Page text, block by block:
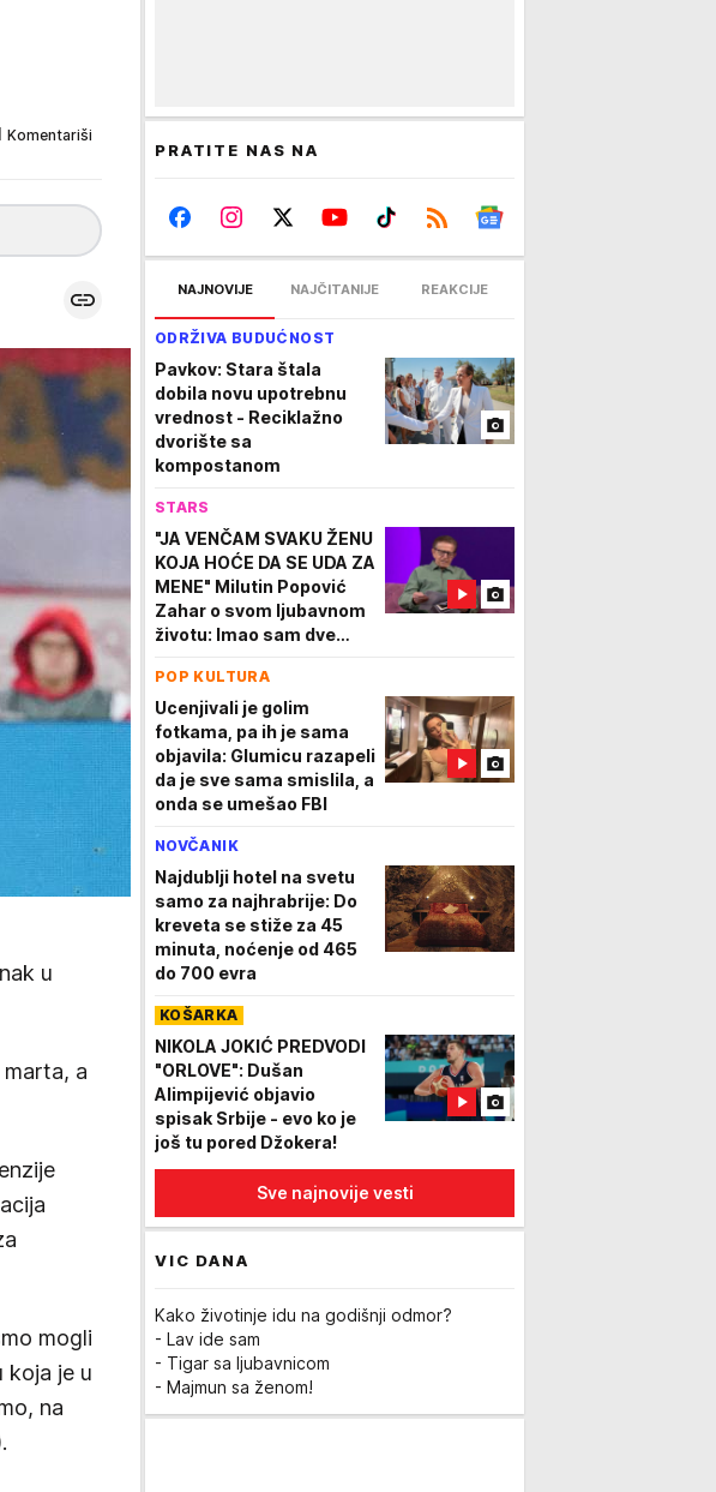
Komentariši
u
marta, a
mogli
koja je u
na
PRATITE NAS NA
NAJNOVIJE NAJČITANIJE REAKCIJE
ODRŽIVA BUDUĆNOST
Pavkov: Stara štala
dobila novu upotrebnu
vrednost - Reciklažno
dvorište sa
kompostanom
STARS
"JA VENČAM SVAKU ŽENU
KOJA HOĆE DA SE UDA ZA
MENE" Milutin Popović
Zahar o svom ljubavnom
životu: Imao sam dve
POP KULTURA
Ucenjivali je golim
fotkama, pa ih je sama
objavila: Glumicu razapeli
da je sve sama smislila, a
onda se umešao FBI
NOVČANIK
Najdublji hotel na svetu
samo za najhrabrije: Do
kreveta se stiže za 45
minuta, noćenje od 465
do 700 evra
KOŠARKA
NIKOLA JOKIĆ PREDVODI
"ORLOVE": Dušan
Alimpijević objavio
spisak Srbije - evo ko je
još tu pored Džokera!
Sve najnovije vesti
VIC DANA
Kako životinje idu na godišnji odmor?
- Lav ide sam
- Tigar sa ljubavnicom
- Majmun sa ženom!